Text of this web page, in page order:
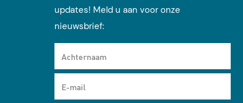
updates! Meld u aan voor onze
nieuwsbrief:
Achternaam
E-mail